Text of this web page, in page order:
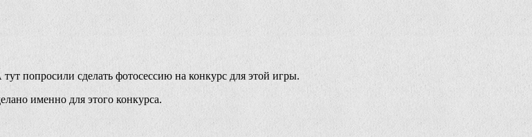
попросили сделать фотосессию на конкурс для этой игры.
именно для этого конкурса.